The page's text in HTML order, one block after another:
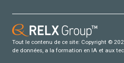
Tout le contenu de ce site: Copyright ©
de données, a la formation en IA et aux